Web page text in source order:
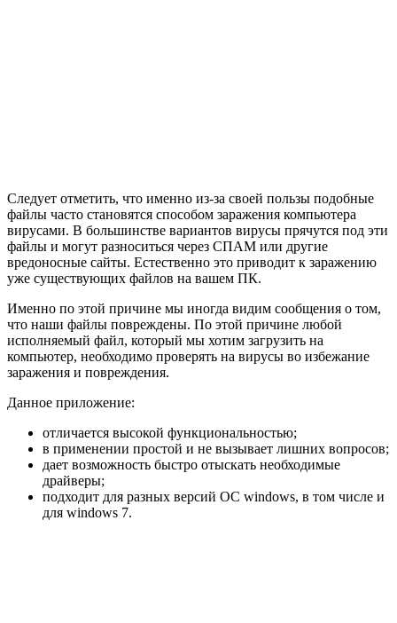
Следует отметить, что именно из-за своей пользы подобные
файлы часто становятся способом заражения компьютера
вирусами. В большинстве вариантов вирусы прячутся под эти
файлы и могут разноситься через СПАМ или другие
вредоносные сайты. Естественно это приводит к заражению
уже существующих файлов на вашем ПК.
Именно по этой причине мы иногда видим сообщения о том,
что наши файлы повреждены. По этой причине любой
исполняемый файл, который мы хотим загрузить на
компьютер, необходимо проверять на вирусы во избежание
заражения и повреждения.
Данное приложение:
отличается высокой функциональностью;
в применении простой и не вызывает лишних вопросов;
дает возможность быстро отыскать необходимые
драйверы;
подходит для разных версий ОС windows, в том числе и
для windows 7.